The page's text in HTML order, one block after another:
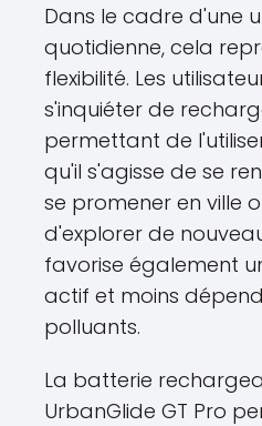
Dans le cadre d'une
quotidienne, cela
flexibilité. Les
s'inquiéter de
permettant de
qu'il s'agisse de se
se promener en ville
d'explorer de
favorise également
actif et moins
polluants.
La batterie
UrbanGlide GT Pro